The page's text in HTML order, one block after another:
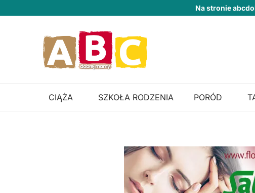
Na stronie
CIĄŻA SZKOŁA RODZENIA PORÓD